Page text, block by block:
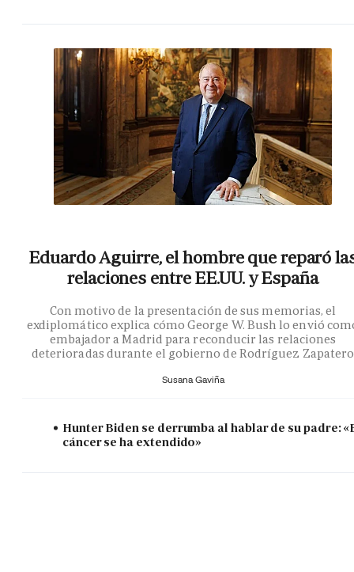
Eduardo Aguirre, el hombre que reparó
relaciones entre EE.UU. y España
Con motivo de la presentación de sus memorias, el
exdiplomático explica cómo George W. Bush lo envió
embajador a Madrid para reconducir las relaciones
deterioradas durante el gobierno de Rodríguez Zapatero
Susana Gaviña
Hunter Biden se derrumba al hablar de su padre:
cáncer se ha extendido»